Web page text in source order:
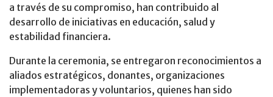
a través de su compromiso, han contribuido al
desarrollo de iniciativas en educación, salud y
estabilidad financiera.
Durante la ceremonia, se entregaron reconocimientos a
aliados estratégicos, donantes, organizaciones
implementadoras y voluntarios, quienes han sido